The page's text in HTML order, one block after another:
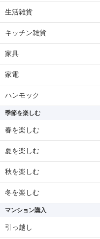
生活雑貨
キッチン雑貨
家具
家電
ハンモック
季節を楽しむ
春を楽しむ
夏を楽しむ
秋を楽しむ
冬を楽しむ
マンション購入
引っ越し